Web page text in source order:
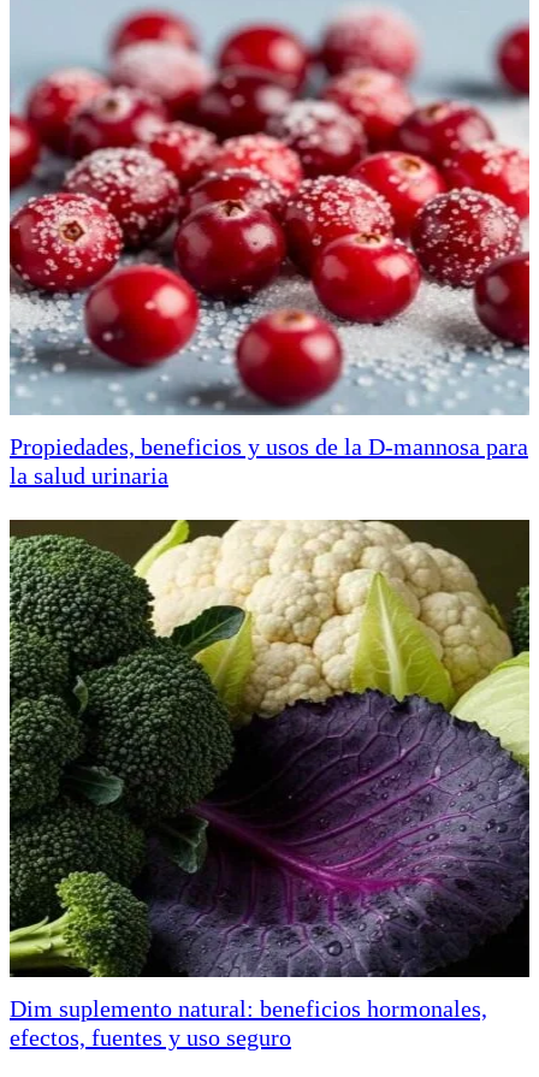
Propiedades, beneficios y usos de la D-mannosa para
la salud urinaria
Dim suplemento natural: beneficios hormonales,
efectos, fuentes y uso seguro